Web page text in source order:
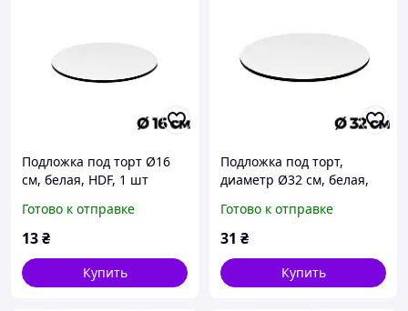
Подложка под торт Ø16
см, белая, HDF, 1 шт
Готово к отправке
13₴
Купить
Подложка под торт,
диаметр Ø32 см, белая,
Готово к отправке
31 ₴
Купить